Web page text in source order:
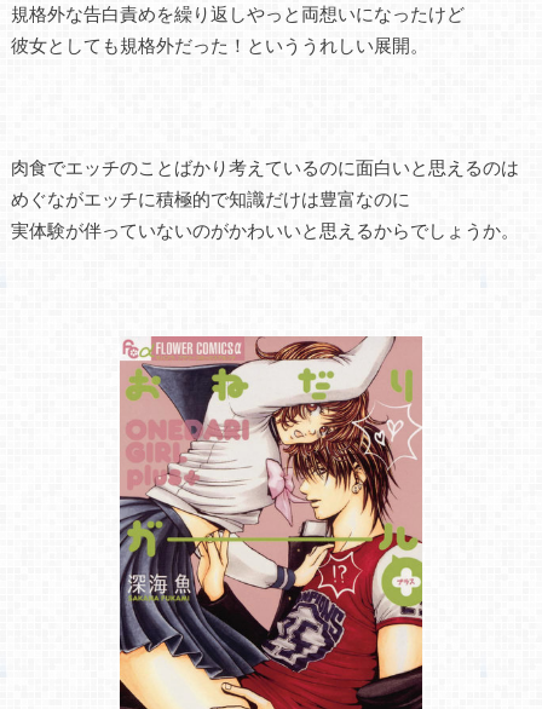
規格外な告白責めを繰り返しやっと両想いになったけど
彼女としても規格外だった！といううれしい展開。
肉食でエッチのことばかり考えているのに面白いと思えるのは
めぐながエッチに積極的で知識だけは豊富なのに
実体験が伴っていないのがかわいいと思えるからでしょうか。